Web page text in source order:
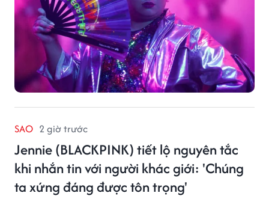
SAO 2 giờ trước
Jennie (BLACKPINK) tiết lộ nguyên tắc
khi nhắn tin với người khác giới: 'Chúng
ta xứng đáng được tôn trọng'